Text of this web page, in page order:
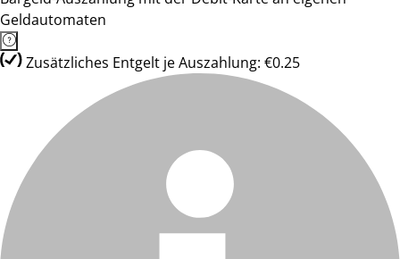
Geldautomaten
Zusätzliches Entgelt je Auszahlung: €0.25